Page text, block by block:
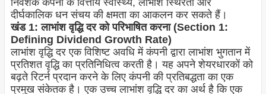
निवेशक कंपनी के वित्तीय स्वास्थ्य, लाभांश स्थिरता और
दीर्घकालिक धन संचय की क्षमता का आकलन कर सकते हैं।
खंड 1: लाभांश वृद्धि दर को परिभाषित करना (Section 1:
Defining Dividend Growth Rate)
लाभांश वृद्धि दर एक विशिष्ट अवधि में कंपनी द्वारा लाभांश भुगतान में
प्रतिशत वृद्धि का प्रतिनिधित्व करती है। यह अपने शेयरधारकों को
बढ़ते रिटर्न प्रदान करने के लिए कंपनी की प्रतिबद्धता का एक
प्रमुख संकेतक है। एक उच्च लाभांश वृद्धि दर का अर्थ है कि एक